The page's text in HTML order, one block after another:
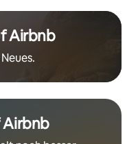
Airbnb
Airbnb